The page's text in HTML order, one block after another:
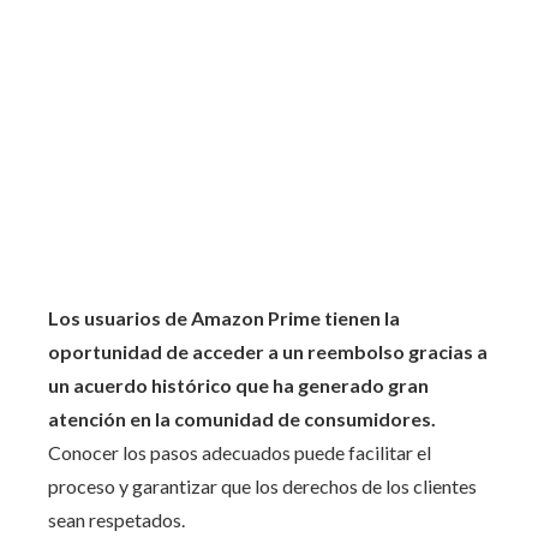
Los usuarios de Amazon Prime tienen la
oportunidad de acceder a un reembolso gracias a
un acuerdo histórico que ha generado gran
atención en la comunidad de consumidores.
Conocer los pasos adecuados puede facilitar el
proceso y garantizar que los derechos de los clientes
sean respetados.